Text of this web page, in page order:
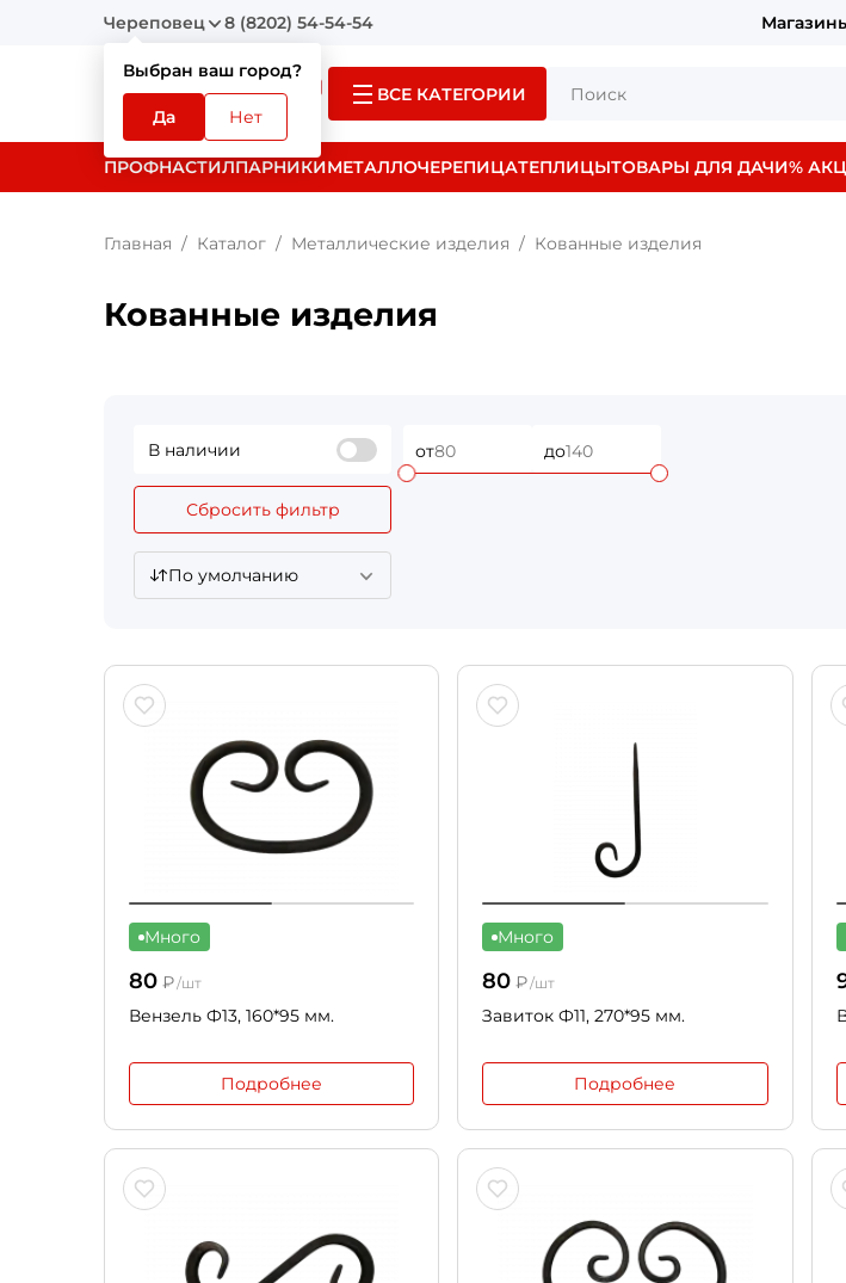
Череповец
Выбран ваш город?
Да Нет
8 (8202) 54-54-54
ВСЕ КАТЕГОРИИ
ПРОФНАСТИЛПАРНИКИМЕТАЛЛОЧЕРЕПИЦАТЕПЛИЦЫТОВАРЫ ДЛЯ ДАЧИ%
Главная Каталог Металлические изделия Кованные изделия
Кованные изделия
В наличии от до
Сбросить фильтр
По умолчанию
Много
80 ₽/шт
Вензель Ф13, 160*95 мм.
Подробнее
Много
80 ₽/шт
Завиток Ф11, 270*95 мм.
Подробнее